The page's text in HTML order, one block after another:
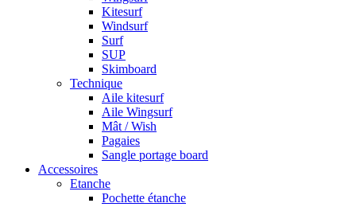
Kitesurf
Windsurf
Surf
SUP
Skimboard
Technique
Aile kitesurf
Aile Wingsurf
Mât / Wish
Pagaies
Sangle portage board
Accessoires
Etanche
Pochette étanche